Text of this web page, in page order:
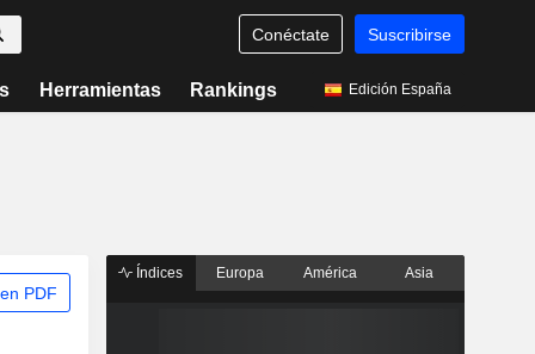
Conéctate Suscribirse
Herramientas Rankings Edición España
PDF
Índices Europa América Asia